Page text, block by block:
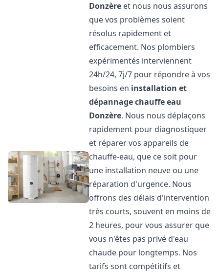
Donzère et nous nous assurons
que vos problèmes soient
résolus rapidement et
efficacement. Nos plombiers
expérimentés interviennent
24h/24, 7j/7 pour répondre à vos
besoins en installation et
dépannage chauffe eau
Donzère. Nous nous déplaçons
rapidement pour diagnostiquer
et réparer vos appareils de
chauffe-eau, que ce soit pour
une installation neuve ou une
réparation d'urgence. Nous
offrons des délais d'intervention
très courts, souvent en moins de
2 heures, pour vous assurer que
vous n'êtes pas privé d'eau
chaude pour longtemps. Nos
tarifs sont compétitifs et